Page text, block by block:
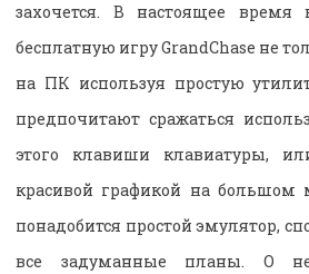
захочется. В настоящее время
бесплатную игру GrandChase не
на ПК используя простую
предпочитают сражаться
этого клавиши клавиатуры,
красивой графикой на большом
понадобится простой эмулятор,
все задуманные планы. О